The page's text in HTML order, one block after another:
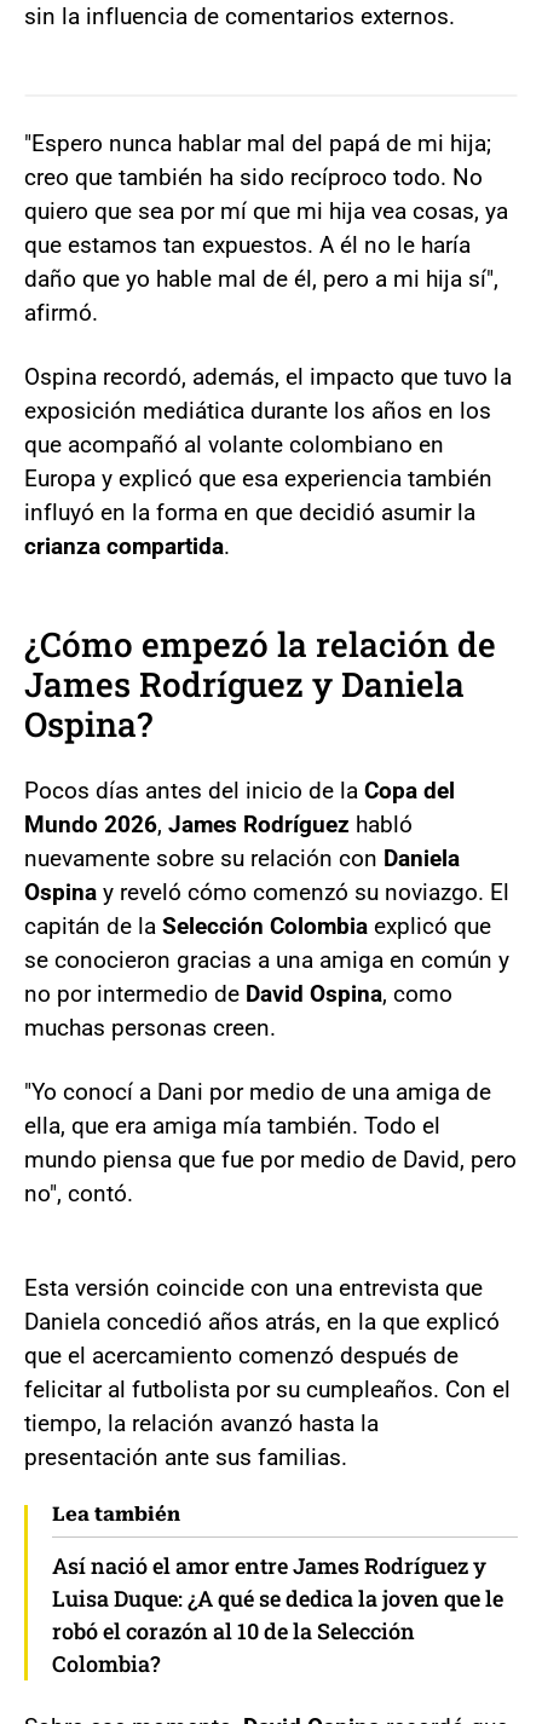
sin la influencia de comentarios externos.
"Espero nunca hablar mal del papá de mi hija;
creo que también ha sido recíproco todo. No
quiero que sea por mí que mi hija vea cosas, ya
que estamos tan expuestos. A él no le haría
daño que yo hable mal de él, pero a mi hija sí",
afirmó.
Ospina recordó, además, el impacto que tuvo la
exposición mediática durante los años en los
que acompañó al volante colombiano en
Europa y explicó que esa experiencia también
influyó en la forma en que decidió asumir la
crianza compartida.
¿Cómo empezó la relación de
James Rodríguez y Daniela
Ospina?
Pocos días antes del inicio de la Copa del
Mundo 2026, James Rodríguez habló
nuevamente sobre su relación con Daniela
Ospina y reveló cómo comenzó su noviazgo. El
capitán de la Selección Colombia explicó que
se conocieron gracias a una amiga en común y
no por intermedio de David Ospina, como
muchas personas creen.
"Yo conocí a Dani por medio de una amiga de
ella, que era amiga mía también. Todo el
mundo piensa que fue por medio de David, pero
no", contó.
Esta versión coincide con una entrevista que
Daniela concedió años atrás, en la que explicó
que el acercamiento comenzó después de
felicitar al futbolista por su cumpleaños. Con el
tiempo, la relación avanzó hasta la
presentación ante sus familias.
Lea también
Así nació el amor entre James Rodríguez y
Luisa Duque: ¿A qué se dedica la joven que le
robó el corazón al 10 de la Selección
Colombia?